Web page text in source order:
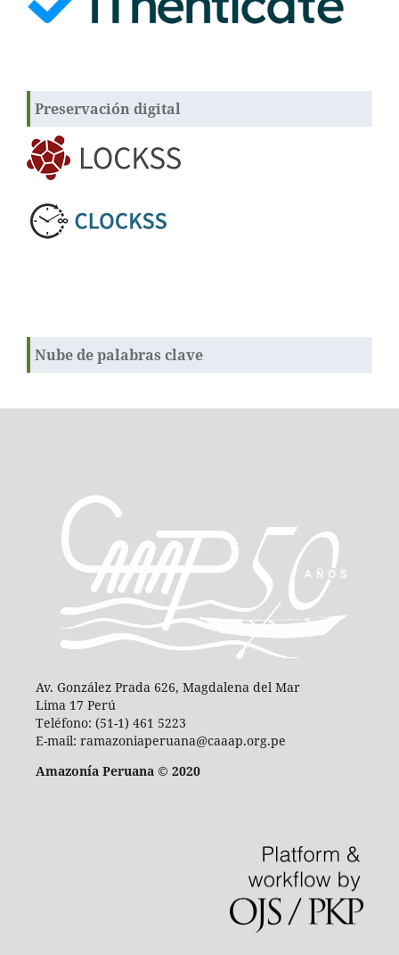
Preservación digital
Nube de palabras clave
Av. González Prada 626, Magdalena del Mar
Lima 17 Perú
Teléfono: (51-1) 461 5223
E-mail: ramazoniaperuana@caaap.org.pe
Amazonía Peruana © 2020